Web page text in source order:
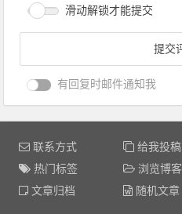
滑动解锁才能提交
有回复时邮件通知我
联系方式 给我投稿
热门标签
浏览博客
文章归档
随机文章